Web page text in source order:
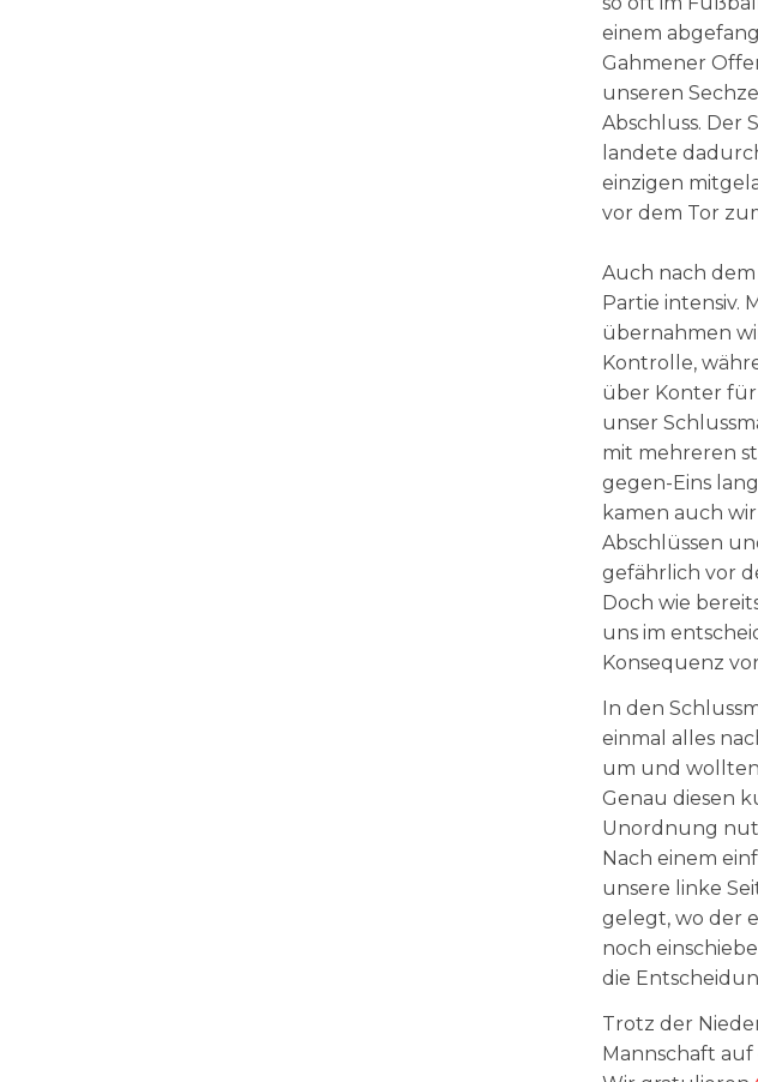
einem
Gahmener
unseren
Abschluss. Der
landete
einzigen
vor dem Tor
Auch nach
Partie intensiv.
übernahmen
Kontrolle,
über Konter für
unser
mit mehreren
gegen-Eins
kamen auch
Abschlüssen
gefährlich vor
Doch wie
uns im
Konsequenz
In den
einmal alles
um und
Genau diesen
Unordnung
Nach einem
unsere linke
gelegt, wo der
noch
die
Trotz der
Mannschaft